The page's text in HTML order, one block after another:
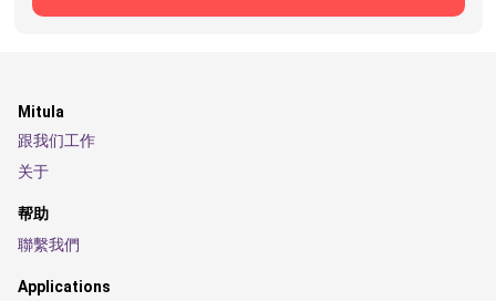
Mitula
跟我们工作
关于
帮助
聯繫我們
Applications